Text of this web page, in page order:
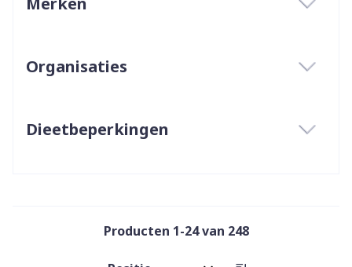
Organisaties
Dieetbeperkingen
Producten 1-24van 248